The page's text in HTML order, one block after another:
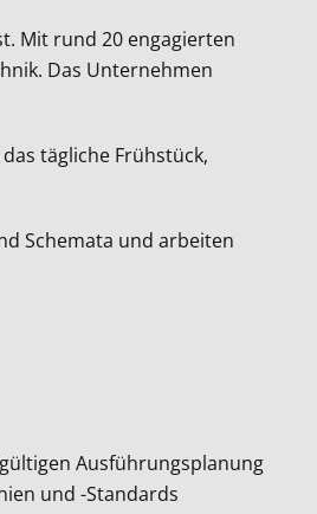
Mit rund 20 engagierten
Das Unternehmen
tägliche Frühstück,
Schemata und arbeiten
Ausführungsplanung
und -Standards